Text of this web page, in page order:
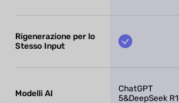
Rigenerazione per lo
Stesso Input
Modelli AI
ChatGPT
5&DeepSeek R1